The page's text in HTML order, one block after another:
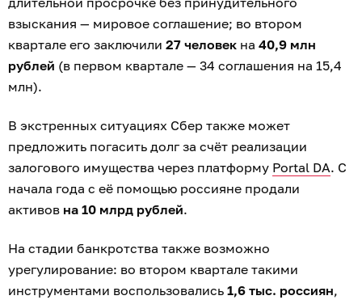
взыскания — мировое соглашение; во втором
квартале его заключили 27 человек на 40,9 млн
рублей (в первом квартале — 34 соглашения на 15,4
млн).
В экстренных ситуациях Сбер также может
предложить погасить долг за счёт реализации
залогового имущества через платформу Portal DA. С
начала года с её помощью россияне продали
активов на 10 млрд рублей.
На стадии банкротства также возможно
урегулирование: во втором квартале такими
инструментами воспользовались 1,6 тыс. россиян,